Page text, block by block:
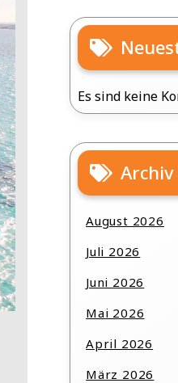
Es sind keine
Archiv
August 2026
Juli 2026
Juni 2026
Mai 2026
April 2026
März 2026